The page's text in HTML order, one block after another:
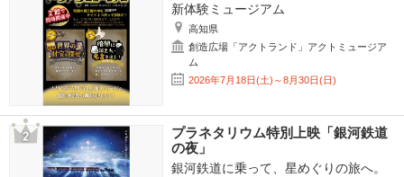
新体験ミュージアム
高知県
創造広場「アクトランド」アクトミュージア
ム
2026年7月18日(土)～8月30日(日)
プラネタリウム特別上映「銀河鉄道
の夜」
銀河鉄道に乗って、星めぐりの旅へ。